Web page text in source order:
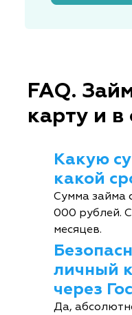
FAQ.
карту и
Какую
какой
Сумма займа
000 рублей.
месяцев.
личный
через
Да,